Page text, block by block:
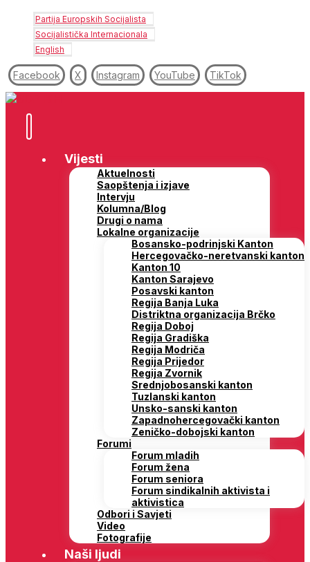
Partija Europskih Socijalista
Socijalistička Internacionala
English
Facebook X Instagram YouTube TikTok
Vijesti
Aktuelnosti
Saopštenja i izjave
Intervju
Kolumna/Blog
Drugi o nama
Lokalne organizacije
Bosansko-podrinjski Kanton
Hercegovačko-neretvanski kanton
Kanton 10
Kanton Sarajevo
Posavski kanton
Regija Banja Luka
Distriktna organizacija Brčko
Regija Doboj
Regija Gradiška
Regija Modriča
Regija Prijedor
Regija Zvornik
Srednjobosanski kanton
Tuzlanski kanton
Unsko-sanski kanton
Zapadnohercegovački kanton
Zeničko-dobojski kanton
Forumi
Forum mladih
Forum žena
Forum seniora
Forum sindikalnih aktivista i
aktivistica
Odbori i Savjeti
Video
Fotografije
Naši ljudi